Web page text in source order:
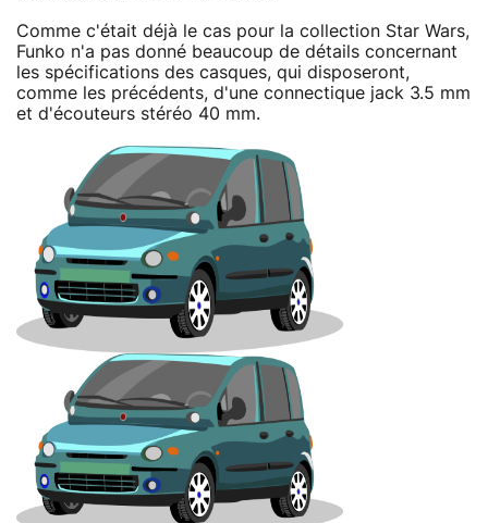
Comme c'était déjà le cas pour la collection Star Wars,
Funko n'a pas donné beaucoup de détails concernant
les spécifications des casques, qui disposeront,
comme les précédents, d'une connectique jack 3.5 mm
et d'écouteurs stéréo 40 mm.